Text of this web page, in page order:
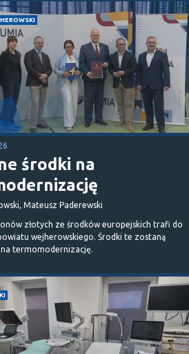
środki na
Mateusz Paderewski
złotych ze środków europejskich trafi do
wejherowskiego. Środki te zostaną
termomodernizację.